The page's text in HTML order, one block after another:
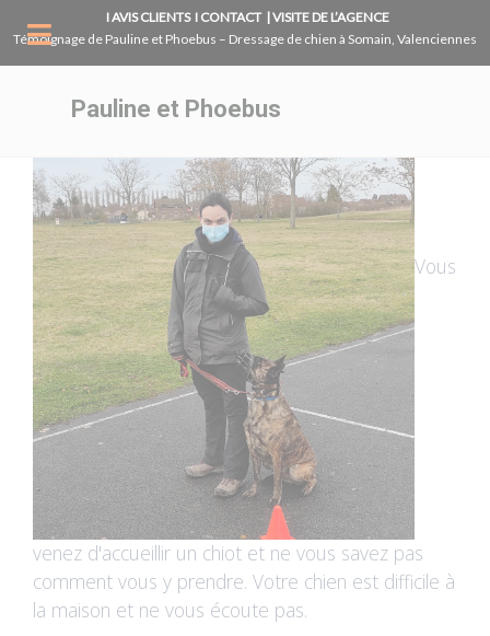
I AVIS CLIENTS I CONTACT | VISITE DE L’AGENCE
Témoignage de Pauline et Phoebus – Dressage de chien à Somain, Valenciennes
Pauline et Phoebus
Vous
venez d'accueillir un chiot et ne vous savez pas
comment vous y prendre. Votre chien est difficile à
la maison et ne vous écoute pas.
Panneau de gestion des cookies